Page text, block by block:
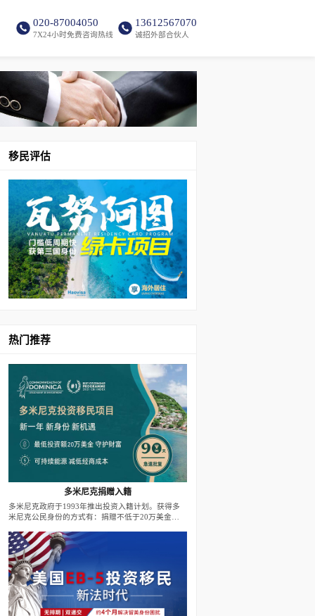
020-87004050
7X24小时免费咨询热线
13612567070
诚招外部合伙人
移民评估
热门推荐
多米尼克捐赠入籍
多米尼克政府于1993年推出投资入籍计划。获得多
米尼克公民身份的方式有：捐赠不低于20万美金至
产项目。